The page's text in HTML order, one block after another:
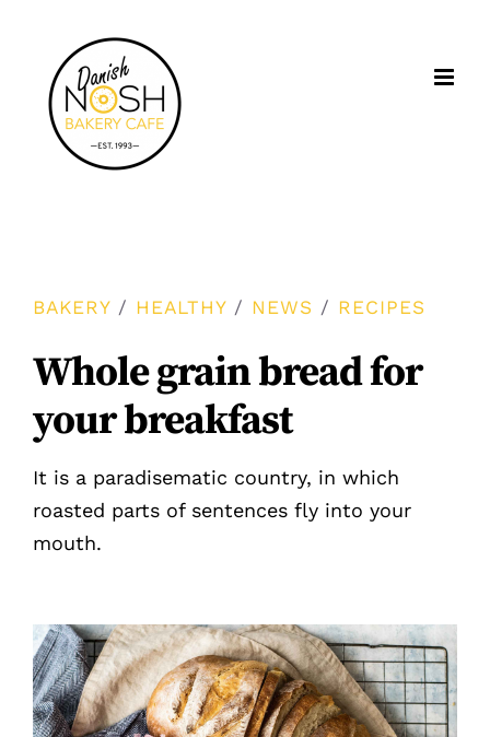
content
BAKERY/ HEALTHY/ NEWS / RECIPES
Whole grain bread for
your breakfast
It is a paradisematic country, in which
roasted parts of sentences fly into your
mouth.